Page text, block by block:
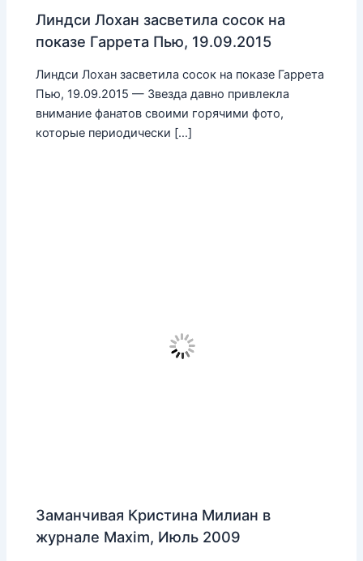
Линдси Лохан засветила сосок на
показе Гаррета Пью, 19.09.2015
Линдси Лохан засветила сосок на показе Гаррета
Пью, 19.09.2015 — Звезда давно привлекла
внимание фанатов своими горячими фото,
которые периодически […]
Заманчивая Кристина Милиан в
журнале Maxim, Июль 2009